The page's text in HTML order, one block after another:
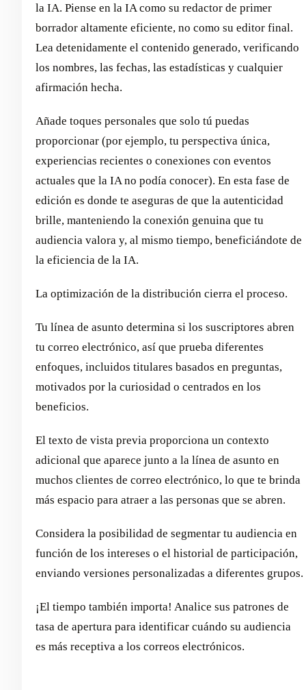
la IA. Piense en la IA como su redactor de primer
borrador altamente eficiente, no como su editor final.
Lea detenidamente el contenido generado, verificando
los nombres, las fechas, las estadísticas y cualquier
afirmación hecha.
Añade toques personales que solo tú puedas
proporcionar (por ejemplo, tu perspectiva única,
experiencias recientes o conexiones con eventos
actuales que la IA no podía conocer). En esta fase de
edición es donde te aseguras de que la autenticidad
brille, manteniendo la conexión genuina que tu
audiencia valora y, al mismo tiempo, beneficiándote de
la eficiencia de la IA.
La optimización de la distribución cierra el proceso.
Tu línea de asunto determina si los suscriptores abren
tu correo electrónico, así que prueba diferentes
enfoques, incluidos titulares basados en preguntas,
motivados por la curiosidad o centrados en los
beneficios.
El texto de vista previa proporciona un contexto
adicional que aparece junto a la línea de asunto en
muchos clientes de correo electrónico, lo que te brinda
más espacio para atraer a las personas que se abren.
Considera la posibilidad de segmentar tu audiencia en
función de los intereses o el historial de participación,
enviando versiones personalizadas a diferentes grupos.
¡El tiempo también importa! Analice sus patrones de
tasa de apertura para identificar cuándo su audiencia
es más receptiva a los correos electrónicos.